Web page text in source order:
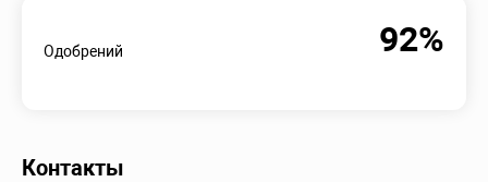
Одобрений 92%
Контакты